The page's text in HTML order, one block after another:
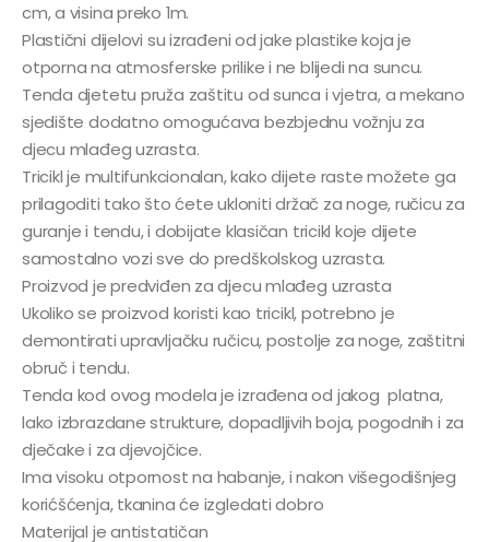
cm, a visina preko 1m.
Plastični dijelovi su izrađeni od jake plastike koja je
otporna na atmosferske prilike i ne blijedi na suncu.
Tenda djetetu pruža zaštitu od sunca i vjetra, a mekano
sjedište dodatno omogućava bezbjednu vožnju za
djecu mlađeg uzrasta.
Tricikl je multifunkcionalan, kako dijete raste možete ga
prilagoditi tako što ćete ukloniti držač za noge, ručicu za
guranje i tendu, i dobijate klasičan tricikl koje dijete
samostalno vozi sve do predškolskog uzrasta.
Proizvod je predviđen za djecu mlađeg uzrasta
Ukoliko se proizvod koristi kao tricikl, potrebno je
demontirati upravljačku ručicu, postolje za noge, zaštitni
obruč i tendu.
Tenda kod ovog modela je izrađena od jakog platna,
lako izbrazdane strukture, dopadljivih boja, pogodnih i za
dječake i za djevojčice.
Ima visoku otpornost na habanje, i nakon višegodišnjeg
korićšćenja, tkanina će izgledati dobro
Materijal je antistatičan